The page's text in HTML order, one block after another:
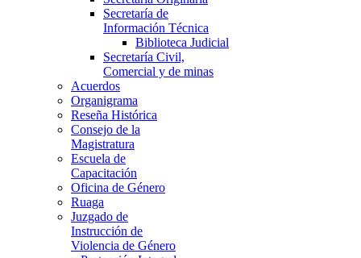
Secretaría de
Información Técnica
Biblioteca Judicial
Secretaría Civil,
Comercial y de minas
Acuerdos
Organigrama
Reseña Histórica
Consejo de la
Magistratura
Escuela de
Capacitación
Oficina de Género
Ruaga
Juzgado de
Instrucción de
Violencia de Género